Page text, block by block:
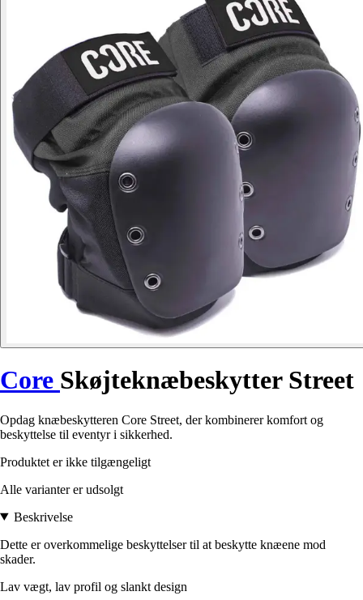
Core Skøjteknæbeskytter Street
Opdag knæbeskytteren Core Street, der kombinerer komfort og
beskyttelse til eventyr i sikkerhed.
Produktet er ikke tilgængeligt
Alle varianter er udsolgt
Beskrivelse
Dette er overkommelige beskyttelser til at beskytte knæene mod
skader.
Lav vægt, lav profil og slankt design